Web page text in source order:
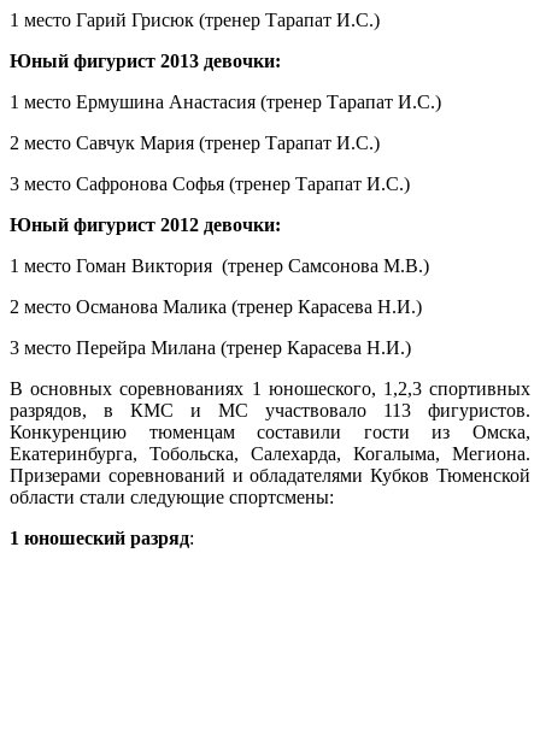
1 место Гарий Грисюк (тренер Тарапат И.С.)
Юный фигурист 2013 девочки:
1 место Ермушина Анастасия (тренер Тарапат И.С.)
2 место Савчук Мария (тренер Тарапат И.С.)
3 место Сафронова Софья (тренер Тарапат И.С.)
Юный фигурист 2012 девочки:
1 место Гоман Виктория (тренер Самсонова М.В.)
2 место Османова Малика (тренер Карасева Н.И.)
3 место Перейра Милана (тренер Карасева Н.И.)
В основных соревнованиях 1 юношеского, 1,2,3 спортивных
разрядов, в КМС и МС участвовало 113 фигуристов.
Конкуренцию тюменцам составили гости из Омска,
Екатеринбурга, Тобольска, Салехарда, Когалыма, Мегиона.
Призерами соревнований и обладателями Кубков Тюменской
области стали следующие спортсмены:
1 юношеский разряд: